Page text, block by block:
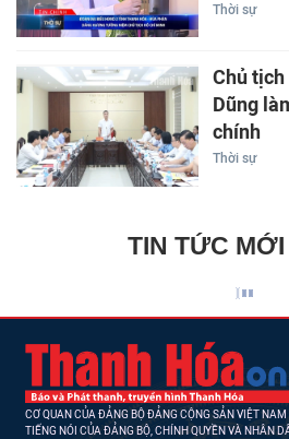
Thời sự
Chủ tịch
Dũng
chính
Thời sự
TIN TỨC
CƠ QUAN CỦA ĐẢNG BỘ ĐẢNG CỘNG SẢN VIỆT
TIẾNG NÓI CỦA ĐẢNG BỘ, CHÍNH QUYỀN VÀ NHÂN